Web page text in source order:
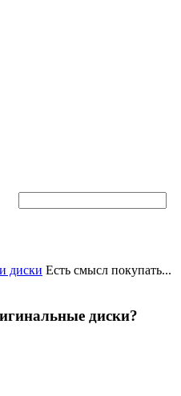
диски Есть смысл покупать...
диски?